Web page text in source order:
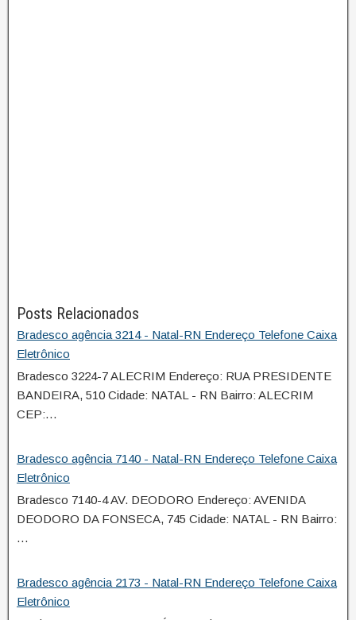
Posts Relacionados
Bradesco agência 3214 - Natal-RN Endereço Telefone Caixa
Eletrônico
Bradesco 3224-7 ALECRIM Endereço: RUA PRESIDENTE
BANDEIRA, 510 Cidade: NATAL - RN Bairro: ALECRIM
CEP:…
Bradesco agência 7140 - Natal-RN Endereço Telefone Caixa
Eletrônico
Bradesco 7140-4 AV. DEODORO Endereço: AVENIDA
DEODORO DA FONSECA, 745 Cidade: NATAL - RN Bairro:
…
Bradesco agência 2173 - Natal-RN Endereço Telefone Caixa
Eletrônico